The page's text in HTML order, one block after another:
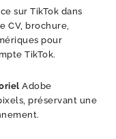
sur TikTok dans
CV, brochure,
pour
TikTok.
Adobe
préservant une